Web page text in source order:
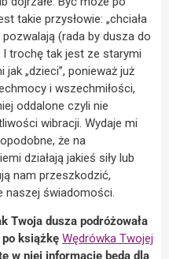
takie przysłowie: „chciała
(rada by dusza do
I trochę tak jest ze starymi
„dzieci”, ponieważ już
i wszechmiłości,
oddalone czyli nie
wibracji. Wydaje mi
że na
działają jakieś siły lub
nam przeszkodzić,
naszej świadomości.
Twoja dusza podróżowała
książkę Wędrówka Twojej
w niej informacje będą dla